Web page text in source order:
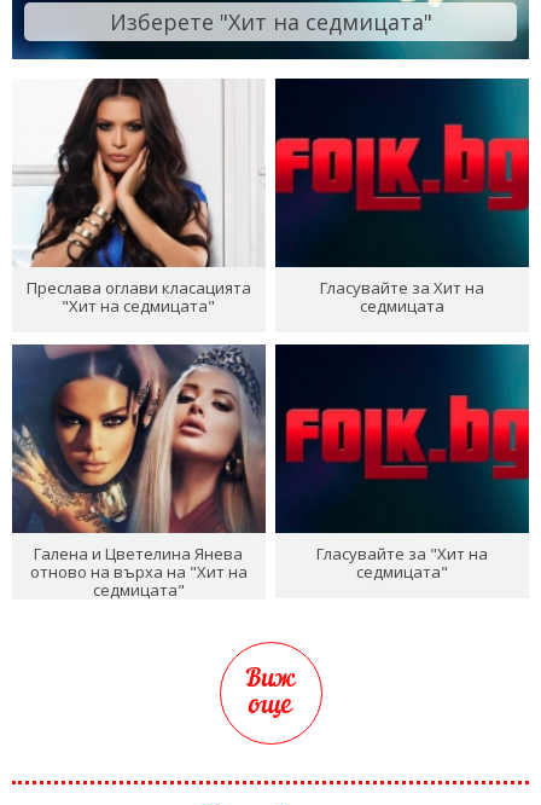
Изберете "Хит на седмицата"
Преслава оглави класацията
"Хит на седмицата"
Гласувайте за Хит на
седмицата
Галена и Цветелина Янева
отново на върха на "Хит на
седмицата"
Гласувайте за "Хит на
седмицата"
Виж
още